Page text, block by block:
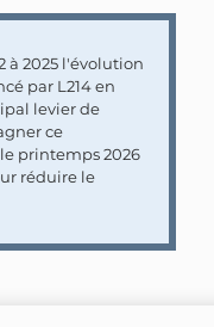
à 2025 l'évolution
par L214 en
levier de
ce
printemps 2026
réduire le